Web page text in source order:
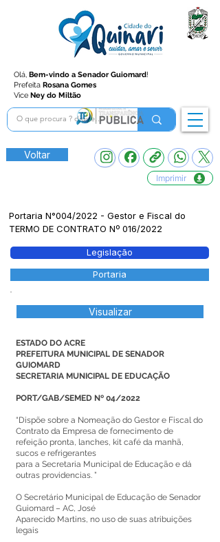
Olá, Bem-vindo a Senador Guiomard!
Prefeita Rosana Gomes
Vice Ney do Miltão
Voltar
Imprimir
Portaria N°004/2022 - Gestor e Fiscal do
TERMO DE CONTRATO Nº 016/2022
Legislação
Portaria
Visualizar
ESTADO DO ACRE
PREFEITURA MUNICIPAL DE SENADOR
GUIOMARD
SECRETARIA MUNICIPAL DE EDUCAÇÃO
PORT/GAB/SEMED Nº 04/2022
“Dispõe sobre a Nomeação do Gestor e Fiscal do
Contrato da Empresa de fornecimento de
refeição pronta, lanches, kit café da manhã,
sucos e refrigerantes
para a Secretaria Municipal de Educação e dá
outras providencias. ”
O Secretário Municipal de Educação de Senador
Guiomard – AC, José
Aparecido Martins, no uso de suas atribuições
legais